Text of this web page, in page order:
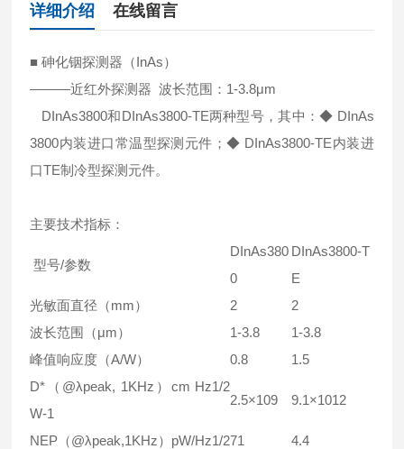
详细介绍 在线留言
■ 砷化铟探测器（InAs）
———近红外探测器 波长范围：1-3.8μm
DInAs3800和DInAs3800-TE两种型号，其中：◆ DInAs
3800内装进口常温型探测元件；◆ DInAs3800-TE内装进
口TE制冷型探测元件。
主要技术指标：
型号/参数
DInAs380
0
DInAs3800-T
E
光敏面直径（mm）
2
2
波长范围（μm）
1-3.8
1-3.8
峰值响应度（A/W）
0.8
1.5
D*（@λpeak, 1KHz）cm Hz1/2
W-1
2.5×109 9.1×1012
NEP（@λpeak,1KHz）pW/Hz1/271
4.4